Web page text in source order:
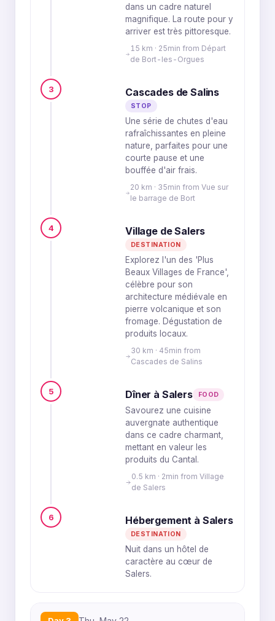
dans un cadre naturel
magnifique. La route pour y
arriver est très pittoresque.
15 km · 25min from Départ
de Bort-les-Orgues
3 Cascades de Salins
STOP
Une série de chutes d'eau
rafraîchissantes en pleine
nature, parfaites pour une
courte pause et une
bouffée d'air frais.
20 km · 35min from Vue sur
le barrage de Bort
4 Village de Salers
DESTINATION
Explorez l'un des 'Plus
Beaux Villages de France',
célèbre pour son
architecture médiévale en
pierre volcanique et son
fromage. Dégustation de
produits locaux.
30 km · 45min from
Cascades de Salins
5 Dîner à Salers FOOD
Savourez une cuisine
auvergnate authentique
dans ce cadre charmant,
mettant en valeur les
produits du Cantal.
0.5 km · 2min from Village
de Salers
6 Hébergement à Salers
DESTINATION
Nuit dans un hôtel de
caractère au cœur de
Salers.